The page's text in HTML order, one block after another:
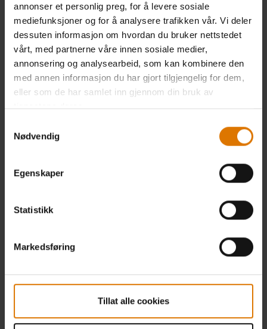
annonser et personlig preg, for å levere sosiale
mediefunksjoner og for å analysere trafikken vår. Vi deler
dessuten informasjon om hvordan du bruker nettstedet
vårt, med partnerne våre innen sosiale medier,
annonsering og analysearbeid, som kan kombinere den
med annen informasjon du har gjort tilgjengelig for dem,
eller som de har samlet inn gjennom din bruk av
tjenestene deres.
Nødvendig
Egenskaper
Statistikk
Markedsføring
Tillat alle cookies